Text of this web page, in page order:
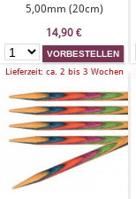
5,00mm (20cm)
14,90 €
Lieferzeit: ca. 2 bis 3 Wochen